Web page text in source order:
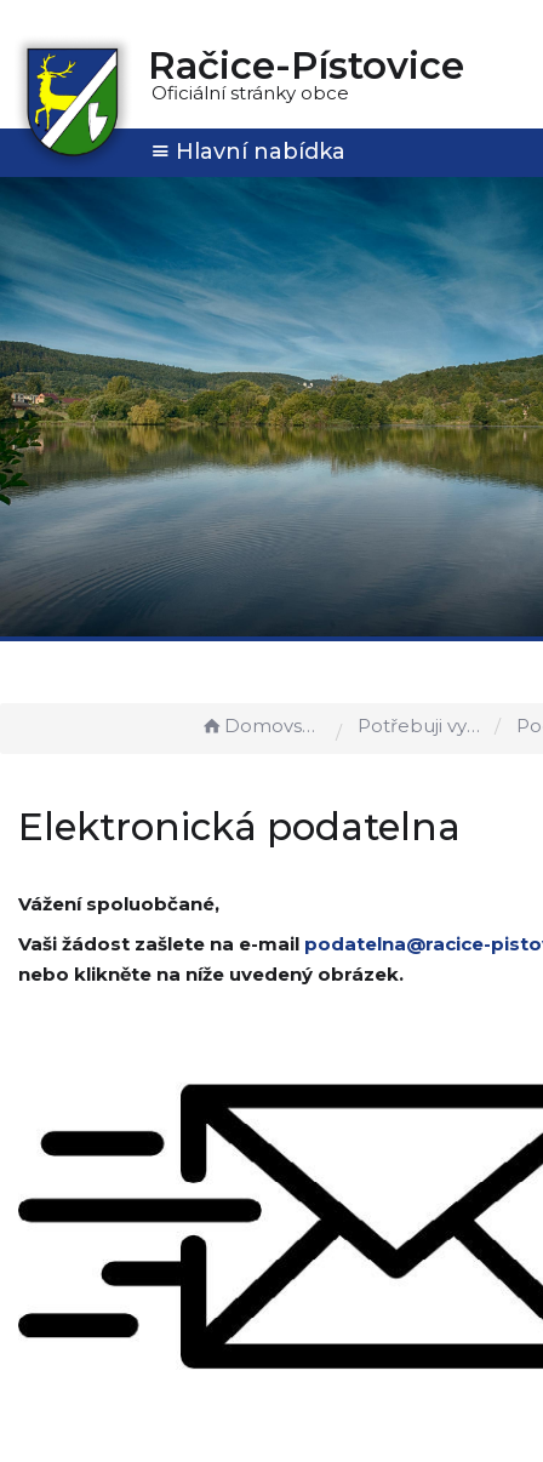
Račice-Pístovice
Oficiální stránky obce
Hlavní nabídka
Domovská stránka Potřebuji vyřídit
Elektronická podatelna
Vážení spoluobčané,
Vaši žádost zašlete na e-mail podatelna@racice-
nebo klikněte na níže uvedený obrázek.